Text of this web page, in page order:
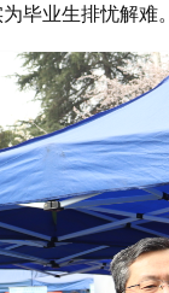
毕业生排忧解难。